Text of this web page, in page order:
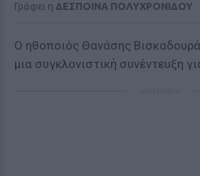
Γράφει η ΔΕΣΠΟΙΝΑ ΠΟΛΥΧΡΟΝΙΔΟΥ
Ο ηθοποιός Θανάσης
μια συγκλονιστική συνέντευξη